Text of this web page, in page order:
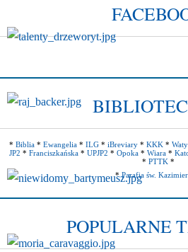
* Biblia * Ewangelia * ILG * iBreviary * KKK *
JP2 * Franciszkańska* UPJP2 * Opoka* Wiara*
* PTTK *
*Parafia św.
POPULARNE